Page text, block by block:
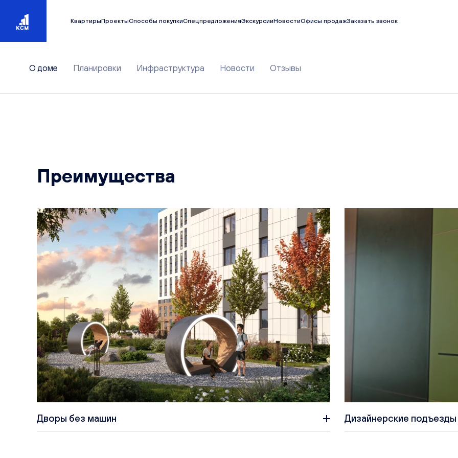
КвартирыПроектыСпособы покупкиСпецпредложенияЭкскурсииНовостиОфисы продажЗаказать звонок
О доме Планировки Инфраструктура Новости Отзывы
Преимущества
Дворы без машин Дизайнерские подъезды